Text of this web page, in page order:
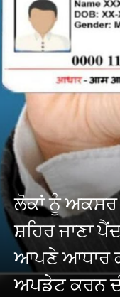
ਲੋਕਾਂ ਨੂੰ
ਸ਼ਹਿਰ ਜਾਣਾ
ਆਪਣੇ ਆਧਾਰ
ਅਪਡੇਟ ਕਰਨ